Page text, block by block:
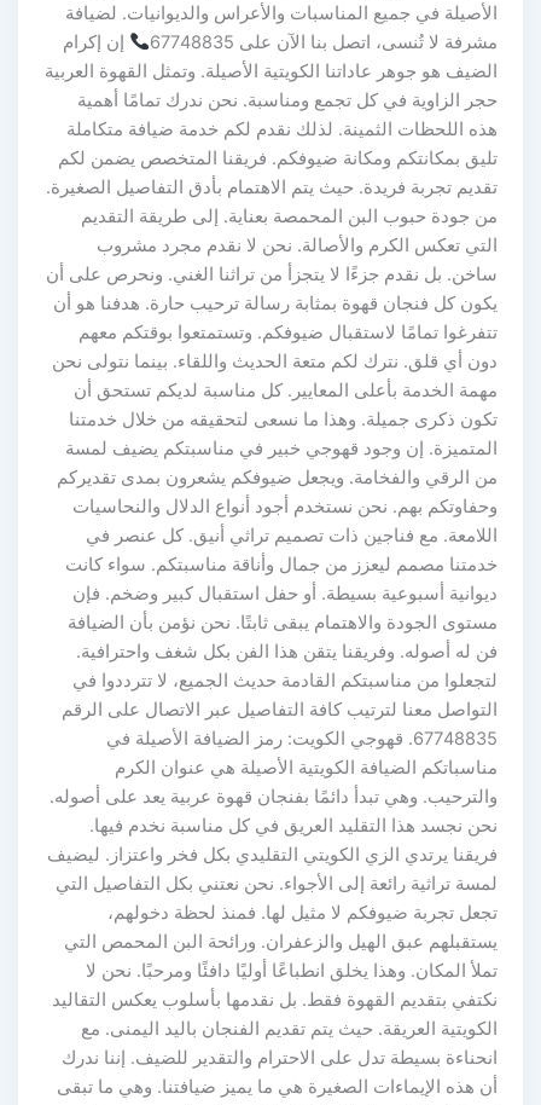
الأصيلة في جميع المناسبات والأعراس والديوانيات. لضيافة
مشرفة لا تُنسى، اتصل بنا الآن على 67748835
إن إكرام
الضيف هو جوهر عاداتنا الكويتية الأصيلة. وتمثل القهوة العربية
حجر الزاوية في كل تجمع ومناسبة. نحن ندرك تمامًا أهمية
هذه اللحظات الثمينة. لذلك نقدم لكم خدمة ضيافة متكاملة
تليق بمكانتكم ومكانة ضيوفكم. فريقنا المتخصص يضمن لكم
تقديم تجربة فريدة. حيث يتم الاهتمام بأدق التفاصيل الصغيرة.
من جودة حبوب البن المحمصة بعناية. إلى طريقة التقديم
التي تعكس الكرم والأصالة. نحن لا نقدم مجرد مشروب
ساخن. بل نقدم جزءًا لا يتجزأ من تراثنا الغني. ونحرص على أن
يكون كل فنجان قهوة بمثابة رسالة ترحيب حارة. هدفنا هو أن
تتفرغوا تمامًا لاستقبال ضيوفكم. وتستمتعوا بوقتكم معهم
دون أي قلق. نترك لكم متعة الحديث واللقاء. بينما نتولى نحن
مهمة الخدمة بأعلى المعايير. كل مناسبة لديكم تستحق أن
تكون ذكرى جميلة. وهذا ما نسعى لتحقيقه من خلال خدمتنا
المتميزة. إن وجود قهوجي خبير في مناسبتكم يضيف لمسة
من الرقي والفخامة. ويجعل ضيوفكم يشعرون بمدى تقديركم
وحفاوتكم بهم. نحن نستخدم أجود أنواع الدلال والنحاسيات
اللامعة. مع فناجين ذات تصميم تراثي أنيق. كل عنصر في
خدمتنا مصمم ليعزز من جمال وأناقة مناسبتكم. سواء كانت
ديوانية أسبوعية بسيطة. أو حفل استقبال كبير وضخم. فإن
مستوى الجودة والاهتمام يبقى ثابتًا. نحن نؤمن بأن الضيافة
فن له أصوله. وفريقنا يتقن هذا الفن بكل شغف واحترافية.
لتجعلوا من مناسبتكم القادمة حديث الجميع، لا تترددوا في
التواصل معنا لترتيب كافة التفاصيل عبر الاتصال على الرقم
67748835. قهوجي الكويت: رمز الضيافة الأصيلة في
مناسباتكم الضيافة الكويتية الأصيلة هي عنوان الكرم
والترحيب. وهي تبدأ دائمًا بفنجان قهوة عربية يعد على أصوله.
نحن نجسد هذا التقليد العريق في كل مناسبة نخدم فيها.
فريقنا يرتدي الزي الكويتي التقليدي بكل فخر واعتزاز. ليضيف
لمسة تراثية رائعة إلى الأجواء. نحن نعتني بكل التفاصيل التي
تجعل تجربة ضيوفكم لا مثيل لها. فمنذ لحظة دخولهم،
يستقبلهم عبق الهيل والزعفران. ورائحة البن المحمص التي
تملأ المكان. وهذا يخلق انطباعًا أوليًا دافئًا ومرحبًا. نحن لا
نكتفي بتقديم القهوة فقط. بل نقدمها بأسلوب يعكس التقاليد
الكويتية العريقة. حيث يتم تقديم الفنجان باليد اليمنى. مع
انحناءة بسيطة تدل على الاحترام والتقدير للضيف. إننا ندرك
أن هذه الإيماءات الصغيرة هي ما يميز ضيافتنا. وهي ما تبقى